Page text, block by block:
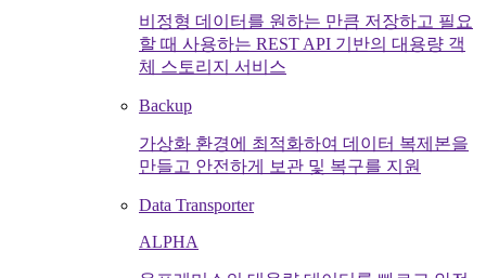
비정형 데이터를 원하는 만큼 저장하고 필요
할 때 사용하는 REST API 기반의 대용량 객
체 스토리지 서비스
Backup
가상화 환경에 최적화하여 데이터 복제본을
만들고 안전하게 보관 및 복구를 지원
Data Transporter
ALPHA